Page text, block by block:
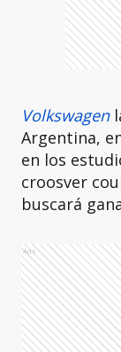
Volkswagen
Argentina,
en los
croosver
buscará
Ads